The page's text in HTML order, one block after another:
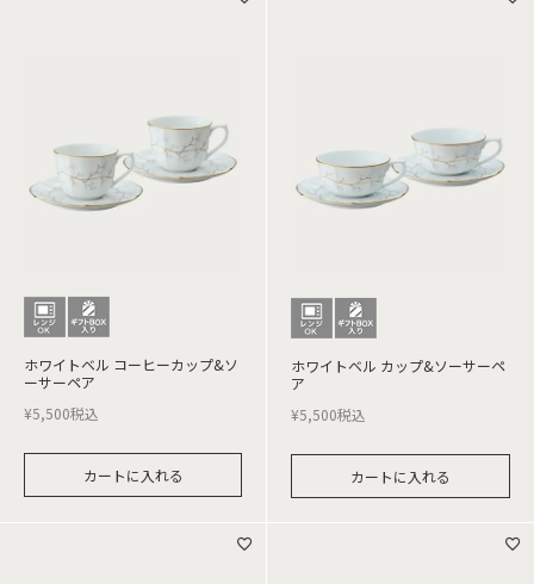
ホワイトベル コーヒーカップ&ソ
ーサーペア
¥5,500税込
カートに入れる
ホワイトベル カップ&ソーサーペ
ア
¥5,500税込
カートに入れる